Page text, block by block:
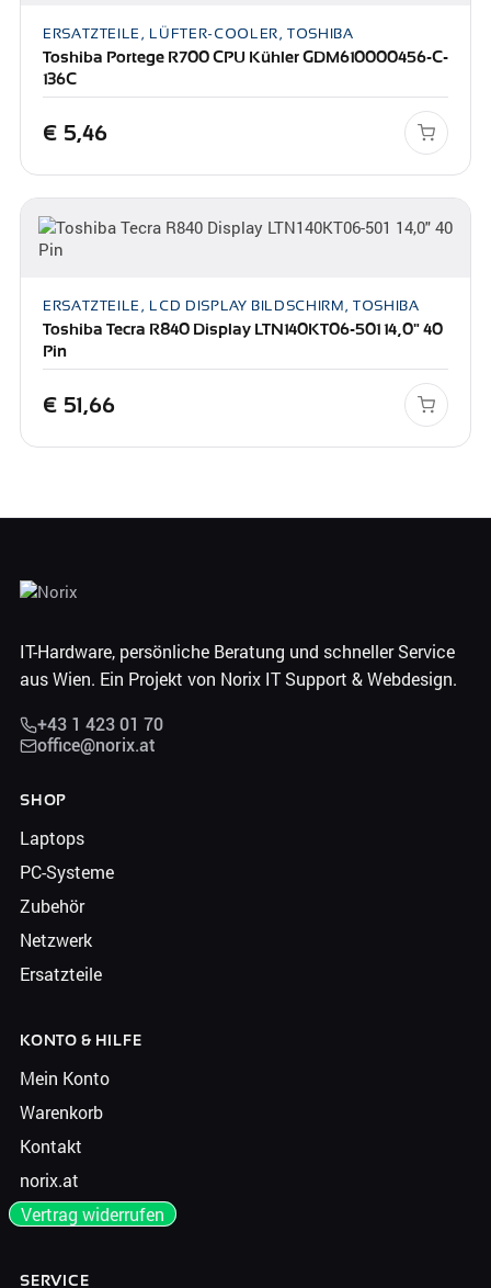
ERSATZTEILE, LÜFTER-COOLER, TOSHIBA
Toshiba Portege R700 CPU Kühler GDM610000456-C-
136C
€ 5,46
ERSATZTEILE, LCD DISPLAY BILDSCHIRM, TOSHIBA
Toshiba Tecra R840 Display LTN140KT06-501 14,0" 40
Pin
€ 51,66
IT-Hardware, persönliche Beratung und schneller Service
aus Wien. Ein Projekt von Norix IT Support & Webdesign.
+43 1 423 01 70
office@norix.at
SHOP
Laptops
PC-Systeme
Zubehör
Netzwerk
Ersatzteile
KONTO & HILFE
Mein Konto
Warenkorb
Kontakt
norix.at
Vertrag widerrufen
SERVICE